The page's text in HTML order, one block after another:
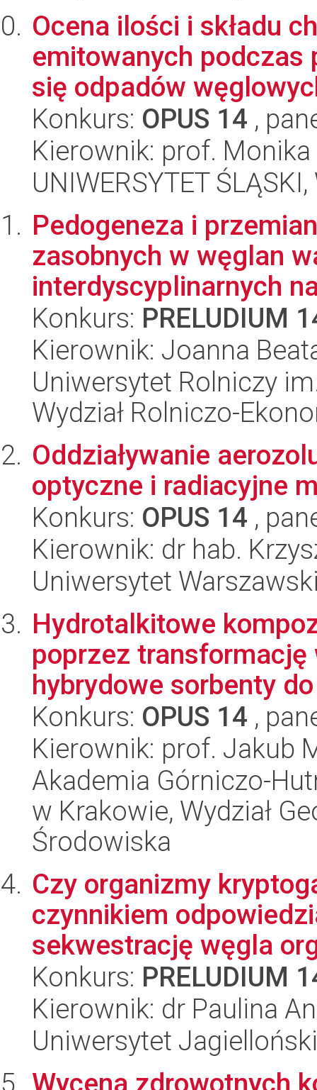
Ocena ilości i składu
emitowanych podczas
się odpadów
Konkurs: OPUS 14 ,
Kierownik: prof. Monika
UNIWERSYTET
Pedogeneza i
zasobnych w węglan
interdyscyplinarnych
Konkurs: PRELUDIUM
Kierownik: Joanna
Uniwersytet Rolniczy
Wydział Rolniczo-
Oddziaływanie
optyczne i radiacyjne
Konkurs: OPUS 14 ,
Kierownik: dr hab.
Uniwersytet
Hydrotalkitowe
poprzez transformację
hybrydowe sorbenty
Konkurs: OPUS 14 ,
Kierownik: prof. Jakub
Akademia Górniczo-
w Krakowie, Wydział
Środowiska
Czy organizmy
czynnikiem
sekwestrację węgla
Konkurs: PRELUDIUM
Kierownik: dr Paulina
Uniwersytet
Wycena zdrowotnych